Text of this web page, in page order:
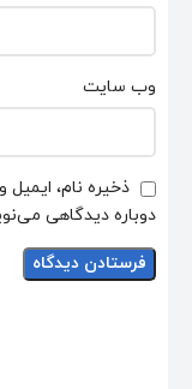
وب‌ سایت
ذخیره نام،
دوباره دیدگاهی